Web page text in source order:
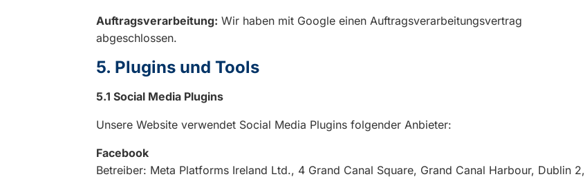
Auftragsverarbeitung: Wir haben mit Google einen Auftragsverarbeitungsvertrag
abgeschlossen.
5. Plugins und Tools
5.1 Social Media Plugins
Unsere Website verwendet Social Media Plugins folgender Anbieter:
Facebook
Betreiber: Meta Platforms Ireland Ltd., 4 Grand Canal Square, Grand Canal Harbour, Dublin 2,